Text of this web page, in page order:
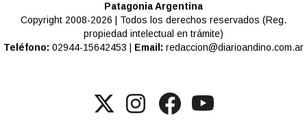
Patagonia Argentina
Copyright 2008-2026 | Todos los derechos reservados (Reg.
propiedad intelectual en trámite)
Teléfono: 02944-15642453 | Email: redaccion@diarioandino.com.ar